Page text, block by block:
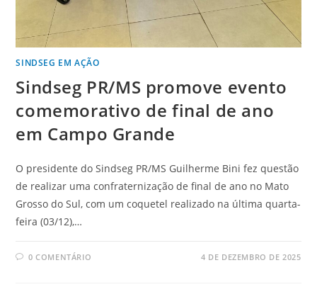
SINDSEG EM AÇÃO
Sindseg PR/MS promove evento
comemorativo de final de ano
em Campo Grande
O presidente do Sindseg PR/MS Guilherme Bini fez questão
de realizar uma confraternização de final de ano no Mato
Grosso do Sul, com um coquetel realizado na última quarta-
feira (03/12),…
0 COMENTÁRIO 4 DE DEZEMBRO DE 2025